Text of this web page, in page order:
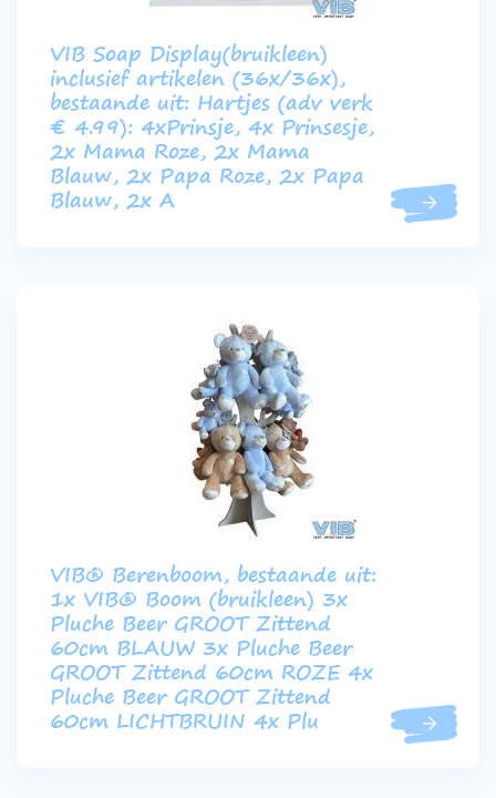
VIB Soap Display(bruikleen)
inclusief artikelen (36x/36x),
bestaande uit: Hartjes (adv verk
€ 4.99): 4xPrinsje, 4x Prinsesje,
2x Mama Roze, 2x Mama
Blauw, 2x Papa Roze, 2x Papa
Blauw, 2x A
VIB® Berenboom, bestaande uit:
1x VIB® Boom (bruikleen) 3x
Pluche Beer GROOT Zittend
60cm BLAUW 3x Pluche Beer
GROOT Zittend 60cm ROZE 4x
Pluche Beer GROOT Zittend
60cm LICHTBRUIN 4x Plu